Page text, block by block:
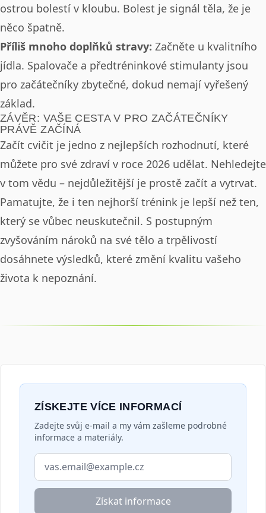
ostrou bolestí v kloubu. Bolest je signál těla, že je
něco špatně.
Příliš mnoho doplňků stravy: Začněte u kvalitního
jídla. Spalovače a předtréninkové stimulanty jsou
pro začátečníky zbytečné, dokud nemají vyřešený
základ.
ZÁVĚR: VAŠE CESTA V PRO ZAČÁTEČNÍKY
PRÁVĚ ZAČÍNÁ
Začít cvičit je jedno z nejlepších rozhodnutí, které
můžete pro své zdraví v roce 2026 udělat. Nehledejte
v tom vědu – nejdůležitější je prostě začít a vytrvat.
Pamatujte, že i ten nejhorší trénink je lepší než ten,
který se vůbec neuskutečnil. S postupným
zvyšováním nároků na své tělo a trpělivostí
dosáhnete výsledků, které změní kvalitu vašeho
života k nepoznání.
ZÍSKEJTE VÍCE INFORMACÍ
Zadejte svůj e-mail a my vám zašleme podrobné
informace a materiály.
E-mailová adresa
Získat informace